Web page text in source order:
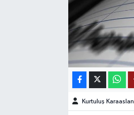
Kurtuluş Karaaslan